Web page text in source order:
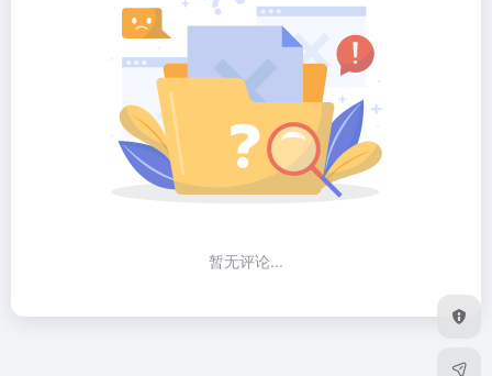
暂无评论...